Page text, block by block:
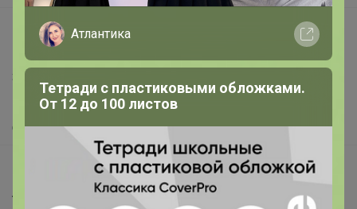
support@24-ok.ru
Написать в поддержку
Защита покупателя
Помощь
О нас
Все предложения
Анонсы
Атлантика
Тетради с пластиковыми обложками.
От 12 до 100 листов